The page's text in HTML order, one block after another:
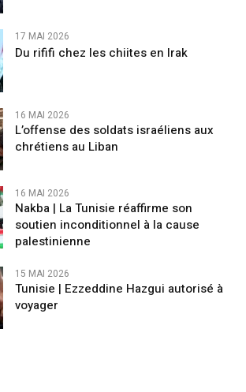
17 MAI 2026
Du rififi chez les chiites en Irak
16 MAI 2026
L’offense des soldats israéliens aux
chrétiens au Liban
16 MAI 2026
Nakba | La Tunisie réaffirme son
soutien inconditionnel à la cause
palestinienne
15 MAI 2026
Tunisie | Ezzeddine Hazgui autorisé à
voyager